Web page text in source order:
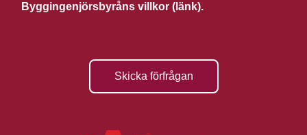
Byggingenjörsbyråns villkor (länk).
Skicka förfrågan